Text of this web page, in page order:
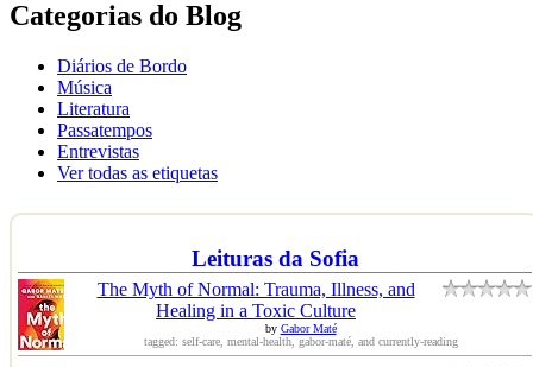
Categorias do Blog
Diários de Bordo
Música
Literatura
Passatempos
Entrevistas
Ver todas as etiquetas
Leituras da Sofia
The Myth of Normal: Trauma, Illness, and
Healing in a Toxic Culture
by Gabor Maté
tagged: self-care, mental-health, gabor-maté, and currently-reading